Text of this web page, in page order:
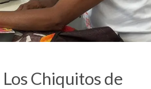
Chiquitos de